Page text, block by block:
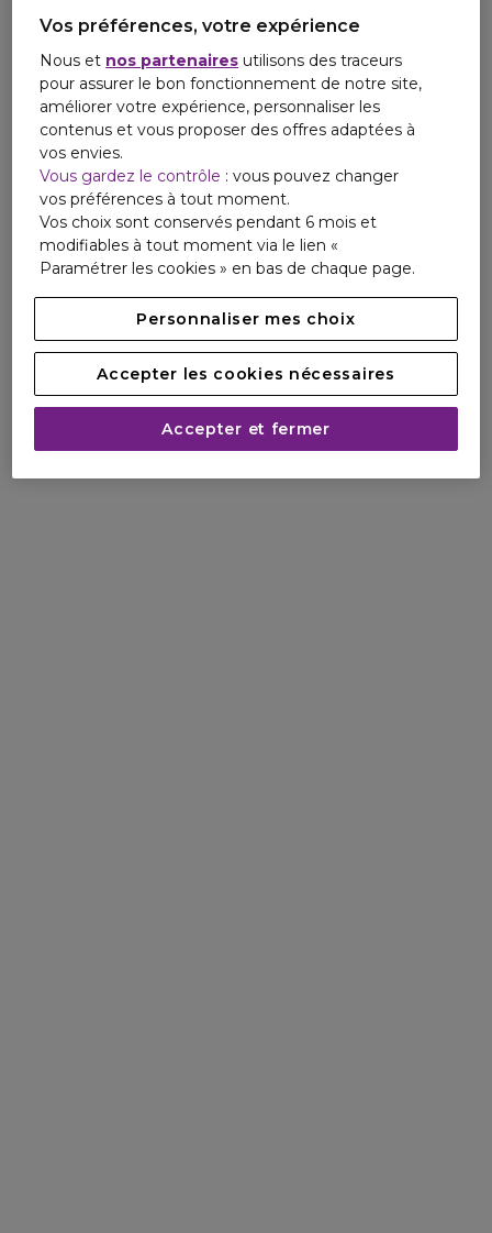
Vos préférences, votre expérience
Nous et nos partenaires utilisons des traceurs
pour assurer le bon fonctionnement de notre site,
améliorer votre expérience, personnaliser les
contenus et vous proposer des offres adaptées à
vos envies.
Vous gardez le contrôle : vous pouvez changer
vos préférences à tout moment.
Vos choix sont conservés pendant 6 mois et
modifiables à tout moment via le lien «
Paramétrer les cookies » en bas de chaque page.
Personnaliser mes choix
Accepter les cookies nécessaires
Accepter et fermer